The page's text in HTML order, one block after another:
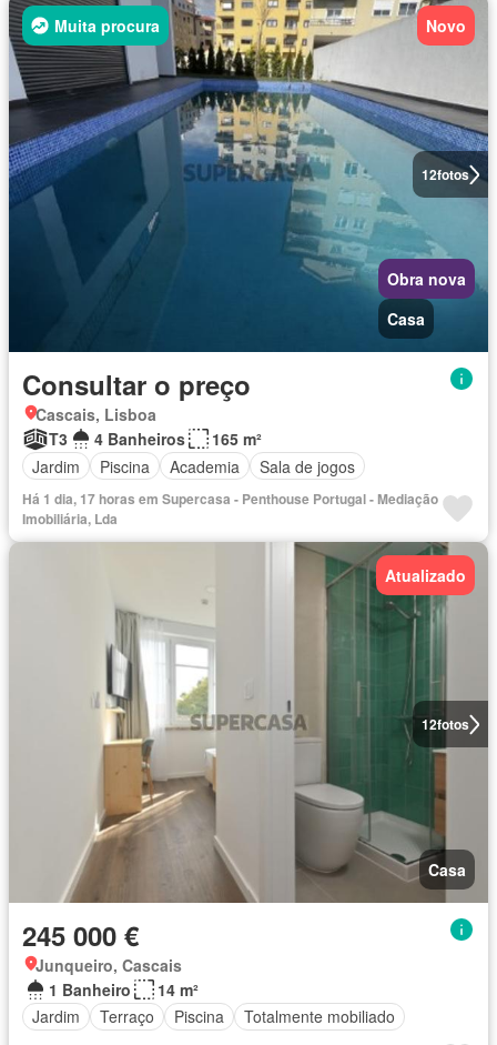
12fotos
Muita procura Novo
Obra nova
Casa
Consultar o preço
Cascais, Lisboa
T3
4 Banheiros
165 m²
Jardim
Piscina Academia Sala de jogos
Há 1 dia, 17 horas em Supercasa - Penthouse Portugal - Mediação
Imobiliária, Lda
12fotos
Atualizado
Casa
245 000 €
Junqueiro, Cascais
1 Banheiro
14 m²
Jardim
Terraço Piscina Totalmente mobiliado